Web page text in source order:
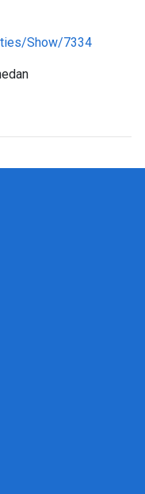
Show/7334